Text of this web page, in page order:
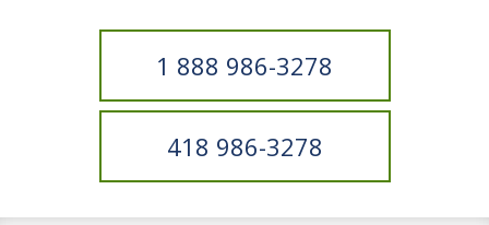
1 888 986-3278
418 986-3278